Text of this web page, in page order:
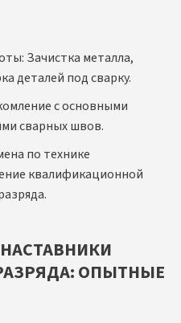
Зачистка металла,
деталей под сварку.
с основными
сварных швов.
по технике
квалификационной
ОПЫТНЫЕ